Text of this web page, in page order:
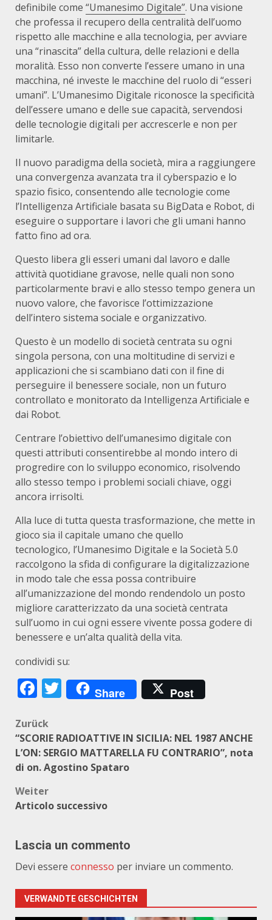
definibile come “Umanesimo Digitale”. Una visione
che professa il recupero della centralità dell’uomo
rispetto alle macchine e alla tecnologia, per avviare
una “rinascita” della cultura, delle relazioni e della
moralità. Esso non converte l’essere umano in una
macchina, né investe le macchine del ruolo di “esseri
umani”. L’Umanesimo Digitale riconosce la specificità
dell’essere umano e delle sue capacità, servendosi
delle tecnologie digitali per accrescerle e non per
limitarle.
Il nuovo paradigma della società, mira a raggiungere
una convergenza avanzata tra il cyberspazio e lo
spazio fisico, consentendo alle tecnologie come
l’Intelligenza Artificiale basata su BigData e Robot, di
eseguire o supportare i lavori che gli umani hanno
fatto fino ad ora.
Questo libera gli esseri umani dal lavoro e dalle
attività quotidiane gravose, nelle quali non sono
particolarmente bravi e allo stesso tempo genera un
nuovo valore, che favorisce l’ottimizzazione
dell’intero sistema sociale e organizzativo.
Questo è un modello di società centrata su ogni
singola persona, con una moltitudine di servizi e
applicazioni che si scambiano dati con il fine di
perseguire il benessere sociale, non un futuro
controllato e monitorato da Intelligenza Artificiale e
dai Robot.
Centrare l’obiettivo dell’umanesimo digitale con
questi attributi consentirebbe al mondo intero di
progredire con lo sviluppo economico, risolvendo
allo stesso tempo i problemi sociali chiave, oggi
ancora irrisolti.
Alla luce di tutta questa trasformazione, che mette in
gioco sia il capitale umano che quello
tecnologico, l’Umanesimo Digitale e la Società 5.0
raccolgono la sfida di configurare la digitalizzazione
in modo tale che essa possa contribuire
all’umanizzazione del mondo rendendolo un posto
migliore caratterizzato da una società centrata
sull’uomo in cui ogni essere vivente possa godere di
benessere e un’alta qualità della vita.
condividi su:
Facebook
Twitter
Share Post
Beitragsnavigation
Zurück
“SCORIE RADIOATTIVE IN SICILIA: NEL 1987 ANCHE
L’ON: SERGIO MATTARELLA FU CONTRARIO”, nota
di on. Agostino Spataro
Weiter
Articolo successivo
Lascia un commento
Devi essere connesso per inviare un commento.
VERWANDTE GESCHICHTEN